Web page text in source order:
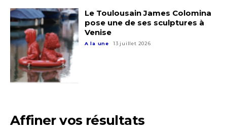
* Champ obligatoire
Le Toulousain James Colomina
pose une de ses sculptures à
Venise
A la une 13 juillet 2026
Affiner vos résultats